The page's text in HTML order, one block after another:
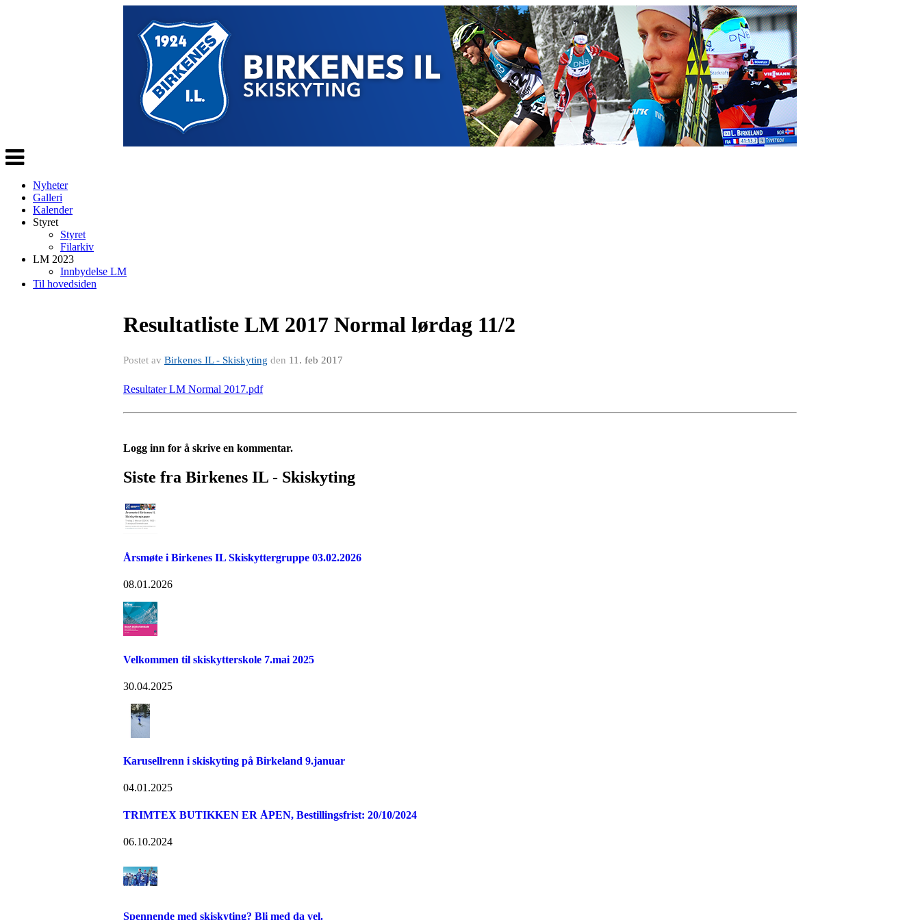
Veksle
navigasjon
Nyheter
Galleri
Kalender
Styret
Styret
Filarkiv
LM 2023
Innbydelse LM
Til hovedsiden
Resultatliste LM 2017 Normal lørdag 11/2
Postet av Birkenes IL - Skiskyting den 11. feb 2017
Resultater LM Normal 2017.pdf
Logg inn for å skrive en kommentar.
Siste fra Birkenes IL - Skiskyting
Årsmøte i Birkenes IL Skiskyttergruppe 03.02.2026
08.01.2026
Velkommen til skiskytterskole 7.mai 2025
30.04.2025
Karusellrenn i skiskyting på Birkeland 9.januar
04.01.2025
TRIMTEX BUTIKKEN ER ÅPEN, Bestillingsfrist: 20/10/2024
06.10.2024
Spennende med skiskyting? Bli med da vel.